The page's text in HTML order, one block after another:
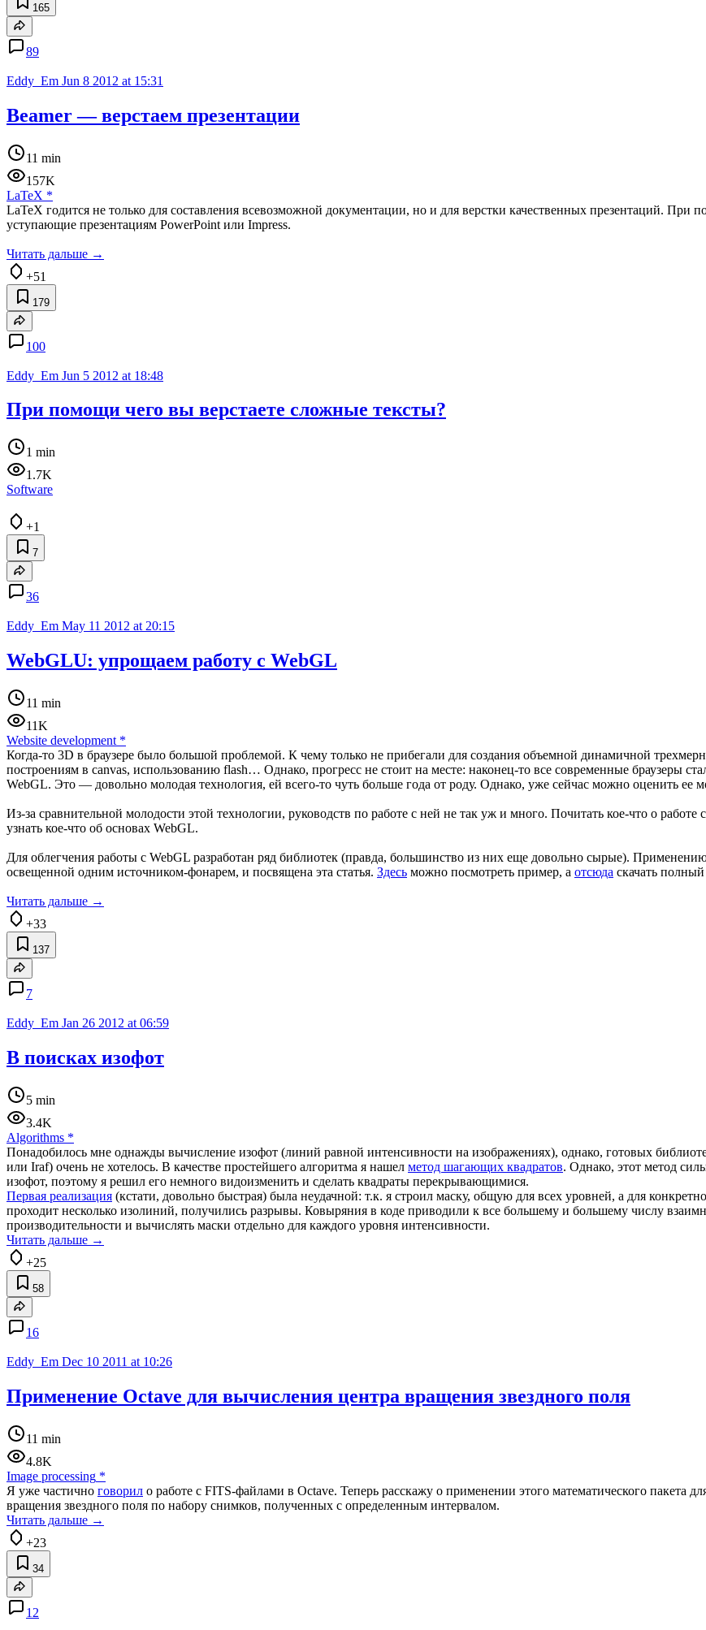
165
89
Eddy_Em Jun 8 2012 at 15:31
Beamer — верстаем презентации
11 min
157K
LaTeX *
LaTeX годится не только для составления всевозможной документации, но и для верстки качественных презентаций. При
уступающие презентациям PowerPoint или Impress.
Читать дальше →
+51
179
100
Eddy_Em Jun 5 2012 at 18:48
При помощи чего вы верстаете сложные тексты?
1 min
1.7K
Software
+1
7
36
Eddy_Em May 11 2012 at 20:15
WebGLU: упрощаем работу с WebGL
11 min
11K
Website development *
Когда-то 3D в браузере было большой проблемой. К чему только не прибегали для создания объемной динамичной
построениям в canvas, использованию flash… Однако, прогресс не стоит на месте: наконец-то все современные браузеры
WebGL. Это — довольно молодая технология, ей всего-то чуть больше года от роду. Однако, уже сейчас можно оценить
Из-за сравнительной молодости этой технологии, руководств по работе с ней не так уж и много. Почитать кое-что о работе
узнать кое-что об основах WebGL.
Для облегчения работы с WebGL разработан ряд библиотек (правда, большинство из них еще довольно сырые).
освещенной одним источником-фонарем, и посвящена эта статья. Здесь можно посмотреть пример, а отсюда скачать
Читать дальше →
+33
137
7
Eddy_Em Jan 26 2012 at 06:59
В поисках изофот
5 min
3.4K
Algorithms *
Понадобилось мне однажды вычисление изофот (линий равной интенсивности на изображениях), однако, готовых
или Iraf) очень не хотелось. В качестве простейшего алгоритма я нашел метод шагающих квадратов. Однако, этот метод
изофот, поэтому я решил его немного видоизменить и сделать квадраты перекрывающимися.
Первая реализация (кстати, довольно быстрая) была неудачной: т.к. я строил маску, общую для всех уровней, а для
проходит несколько изолиний, получились разрывы. Ковыряния в коде приводили к все большему и большему числу
производительности и вычислять маски отдельно для каждого уровня интенсивности.
Читать дальше →
+25
58
16
Eddy_Em Dec 10 2011 at 10:26
Применение Octave для вычисления центра вращения звездного поля
11 min
4.8K
Image processing *
Я уже частично говорил о работе с FITS-файлами в Octave. Теперь расскажу о применении этого математического пакета
вращения звездного поля по набору снимков, полученных с определенным интервалом.
Читать дальше →
+23
34
12